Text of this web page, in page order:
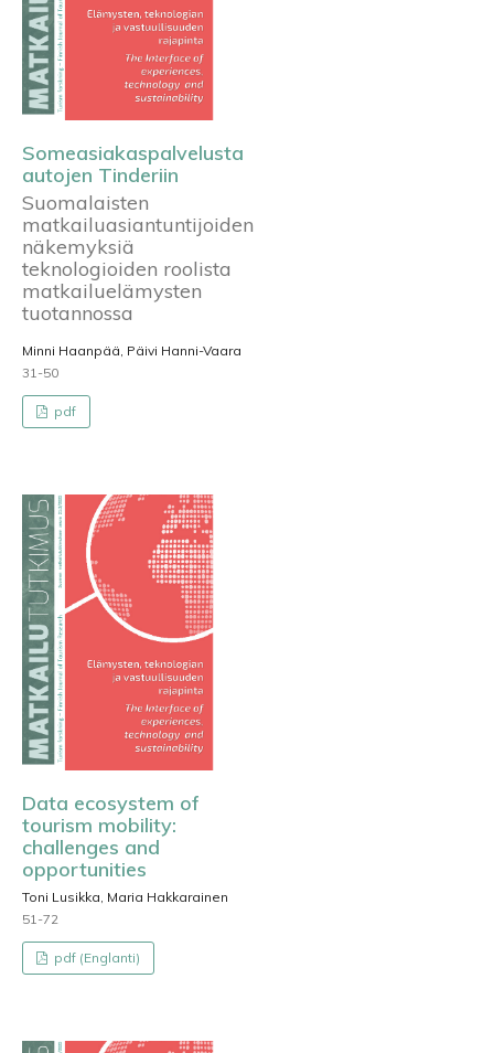
Someasiakaspalvelusta
autojen Tinderiin
Suomalaisten
matkailuasiantuntijoiden
näkemyksiä
teknologioiden roolista
matkailuelämysten
tuotannossa
Minni Haanpää, Päivi Hanni-Vaara
31-50
pdf
Data ecosystem of
tourism mobility:
challenges and
opportunities
Toni Lusikka, Maria Hakkarainen
51-72
pdf (Englanti)